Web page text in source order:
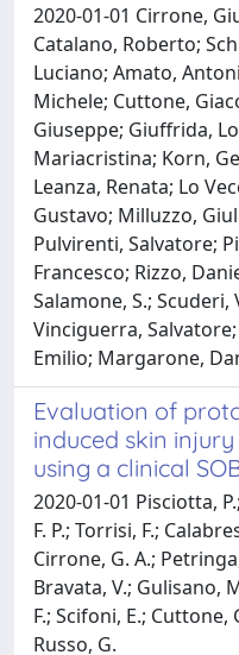
2020-01-01 Cirrone,
Catalano, Roberto;
Luciano; Amato,
Michele; Cuttone,
Giuseppe; Giuffrida,
Mariacristina; Korn,
Leanza, Renata; Lo
Gustavo; Milluzzo,
Pulvirenti, Salvatore;
Francesco; Rizzo,
Salamone, S.;
Vinciguerra,
Emilio; Margarone,
Evaluation of
induced skin
using a clinical
2020-01-01 Pisciotta,
F. P.; Torrisi, F.;
Cirrone, G. A.;
Bravata, V.; Gulisano,
F.; Scifoni, E.;
Russo, G.